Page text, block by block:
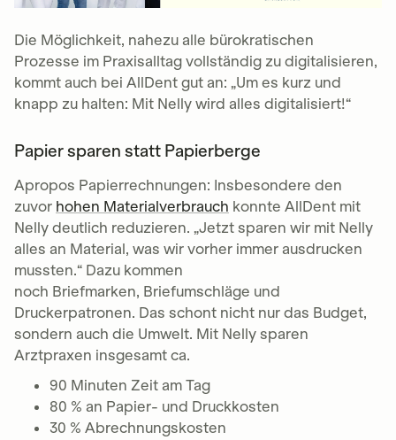
Die Möglichkeit, nahezu alle bürokratischen
Prozesse im Praxisalltag vollständig zu digitalisieren,
kommt auch bei AllDent gut an: „Um es kurz und
knapp zu halten: Mit Nelly wird alles digitalisiert!“
Papier sparen statt Papierberge
Apropos Papierrechnungen: Insbesondere den
zuvor hohen Materialverbrauch konnte AllDent mit
Nelly deutlich reduzieren. „Jetzt sparen wir mit Nelly
alles an Material, was wir vorher immer ausdrucken
mussten.“ Dazu kommen
noch Briefmarken, Briefumschläge und
Druckerpatronen. Das schont nicht nur das Budget,
sondern auch die Umwelt. Mit Nelly sparen
Arztpraxen insgesamt ca.
90 Minuten Zeit am Tag
80 % an Papier- und Druckkosten
30 % Abrechnungskosten